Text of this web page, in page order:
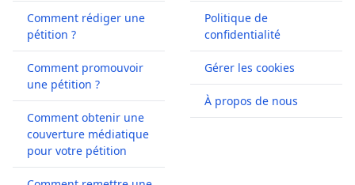
Comment rédiger une
pétition ?
Comment promouvoir
une pétition ?
Comment obtenir une
couverture médiatique
pour votre pétition
Politique de
confidentialité
Gérer les cookies
À propos de nous